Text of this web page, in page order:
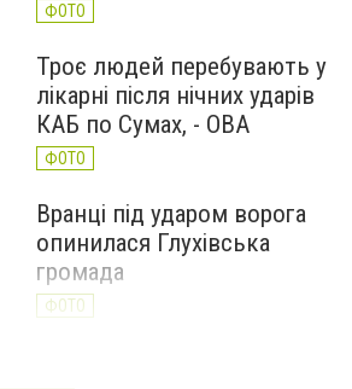
ФОТО
Троє людей перебувають у
лікарні після нічних ударів
КАБ по Сумах, - ОВА
ФОТО
Вранці під ударом ворога
опинилася Глухівська
громада
ФОТО